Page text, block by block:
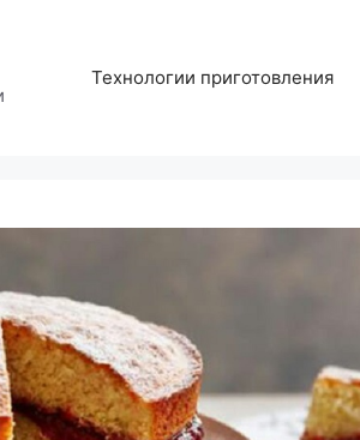
Технологии приготовления